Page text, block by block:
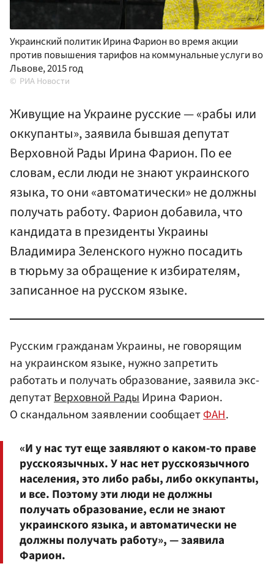
Украинский политик Ирина Фарион во время акции
против повышения тарифов на коммунальные услуги во
Львове, 2015 год
РИА Новости
Живущие на Украине русские — «рабы или
оккупанты», заявила бывшая депутат
Верховной Рады Ирина Фарион. По ее
словам, если люди не знают украинского
языка, то они «автоматически» не должны
получать работу. Фарион добавила, что
кандидата в президенты Украины
Владимира Зеленского нужно посадить
в тюрьму за обращение к избирателям,
записанное на русском языке.
Русским гражданам Украины, не говорящим
на украинском языке, нужно запретить
работать и получать образование, заявила экс-
депутатВерховной РадыИрина Фарион.
О скандальном заявлении сообщаетФАН.
«И у нас тут еще заявляют о каком-то праве
русскоязычных. У нас нет русскоязычного
населения, это либо рабы, либо оккупанты,
и все. Поэтому эти люди не должны
получать образование, если не знают
украинского языка, и автоматически не
должны получать работу», — заявила
Фарион.